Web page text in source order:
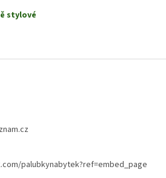
stylové
palubkynabytek?ref=embed_page